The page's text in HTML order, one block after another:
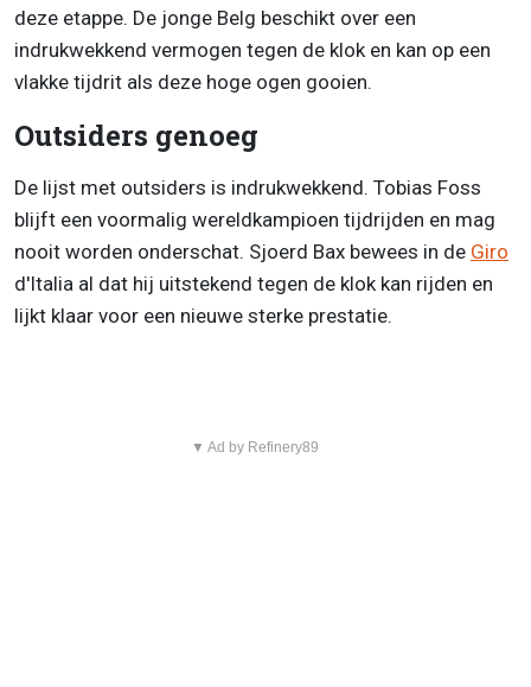
deze etappe. De jonge Belg beschikt over een
indrukwekkend vermogen tegen de klok en kan op een
vlakke tijdrit als deze hoge ogen gooien.
Outsiders genoeg
De lijst met outsiders is indrukwekkend. Tobias Foss
blijft een voormalig wereldkampioen tijdrijden en mag
nooit worden onderschat. Sjoerd Bax bewees in de Giro
d'Italia al dat hij uitstekend tegen de klok kan rijden en
lijkt klaar voor een nieuwe sterke prestatie.
▼ Ad by Refinery89